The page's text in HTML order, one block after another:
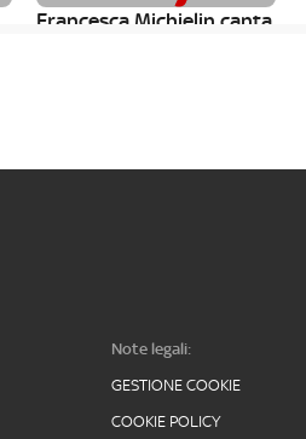
Francesca Michielin canta
Note legali:
GESTIONE COOKIE
COOKIE POLICY